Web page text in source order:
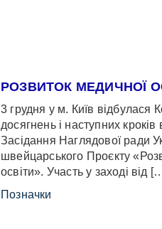
РОЗВИТОК МЕДИЧНОЇ
3 грудня у м. Київ відбулася
досягнень і наступних
Засідання Наглядової ради
швейцарського Проєкту
освіти». Участь у заході від
Позначки